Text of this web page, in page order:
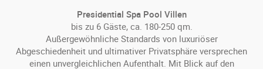
Presidential Spa Pool Villen
bis zu 6 Gäste, ca. 180-250 qm.
Außergewöhnliche Standards von luxuriöser
Abgeschiedenheit und ultimativer Privatsphäre versprechen
einen unvergleichlichen Aufenthalt. Mit Blick auf den